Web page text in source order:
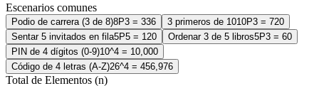
Escenarios comunes
Podio de carrera (3 de 8)8P3 = 336 3 primeros de 1010P3 = 720
Sentar 5 invitados en fila5P5 = 120 Ordenar 3 de 5 libros5P3 = 60
PIN de 4 dígitos (0-9)10^4 = 10,000
Código de 4 letras (A-Z)26^4 = 456,976
Total de Elementos (n)